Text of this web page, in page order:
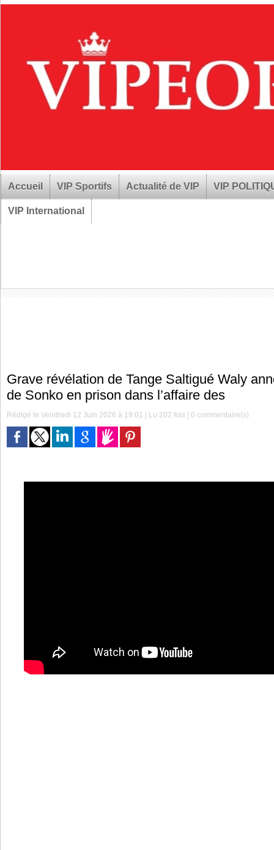
Accueil VIP Sportifs Actualité de VIP VIP
VIP International
Grave révélation de Tange Saltigué Waly
de Sonko en prison dans l’affaire des
Rédigé le Vendredi 12 Juin 2026 à 19:01 | Lu 202 fois |0 commentaire(s)